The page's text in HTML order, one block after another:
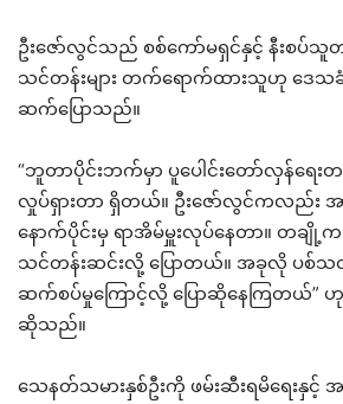
ဦးဇော်လွင်သည် စစ်ကော်မရှင်နှင့် နီးစပ်သူတ
သင်တန်းများ တက်ရောက်ထားသူဟု ဒေသခံမ
ဆက်ပြောသည်။
“ဘူတာပိုင်းဘက်မှာ ပူပေါင်းတော်လှန်ရေး
လှုပ်ရှားတာ ရှိတယ်။ ဦးဇော်လွင်ကလည်း အ
နောက်ပိုင်းမှ ရာအိမ်မှူးလုပ်နေတာ။ တချို့က
သင်တန်းဆင်းလို့ ပြောတယ်။ အခုလို ပစ်
ဆက်စပ်မှုကြောင့်လို့ ပြောဆိုနေကြတယ်”
ဆိုသည်။
သေနတ်သမားနှစ်ဦးကို ဖမ်းဆီးရမိရေးနှင့်